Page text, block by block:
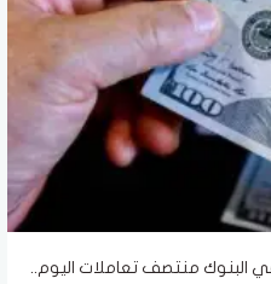
البنوك منتصف تعاملات اليوم..